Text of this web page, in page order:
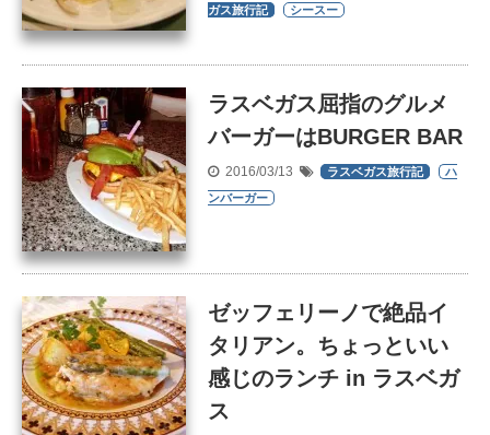
ガス旅行記
シースー
ラスベガス屈指のグルメ
バーガーはBURGER BAR
2016/03/13 ラスベガス旅行記
ハ
ンバーガー
ゼッフェリーノで絶品イ
タリアン。ちょっといい
感じのランチ in ラスベガ
ス